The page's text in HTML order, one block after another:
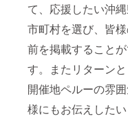
て、応援したい沖
市町村を選び、皆
前を掲載することが
す。またリターンと
開催地ペルーの雰
様にもお伝えした